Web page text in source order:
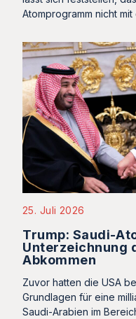
Atomprogramm nicht
25. Juli 2026
Trump: Saudi-
Unterzeichnung
Abkommen
Zuvor hatten die USA
Grundlagen für eine
Saudi-Arabien im